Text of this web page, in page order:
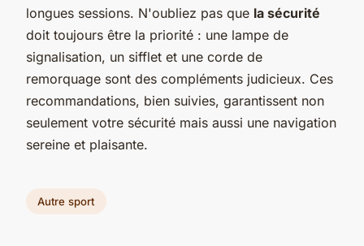
longues sessions. N'oubliez pas que la sécurité
doit toujours être la priorité : une lampe de
signalisation, un sifflet et une corde de
remorquage sont des compléments judicieux. Ces
recommandations, bien suivies, garantissent non
seulement votre sécurité mais aussi une navigation
sereine et plaisante.
Autre sport